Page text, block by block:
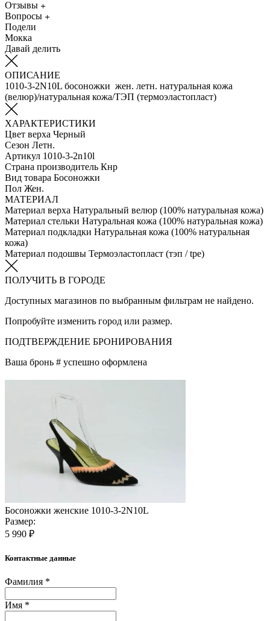
Отзывы
Вопросы
Подели
Мокка
Давай делить
ОПИСАНИЕ
1010-3-2N10L босоножки жен. летн. натуральная кожа
(велюр)/натуральная кожа/ТЭП (термоэластопласт)
ХАРАКТЕРИСТИКИ
Цвет верха Черный
Сезон Летн.
Артикул 1010-3-2n10l
Страна производитель Кнр
Вид товара Босоножки
Пол Жен.
МАТЕРИАЛ
Материал верха Натуральный велюр (100% натуральная кожа)
Материал стельки Натуральная кожа (100% натуральная кожа)
Материал подкладки Натуральная кожа (100% натуральная
кожа)
Материал подошвы Термоэластопласт (тэп / tpe)
ПОЛУЧИТЬ В ГОРОДЕ
Доступных магазинов по выбранным фильтрам не найдено.
Попробуйте изменить город или размер.
ПОДТВЕРЖДЕНИЕ БРОНИРОВАНИЯ
Ваша бронь # успешно оформлена
Босоножки женские 1010-3-2N10L
Размер:
5 990 ₽
Контактные данные
Фамилия *
Имя *